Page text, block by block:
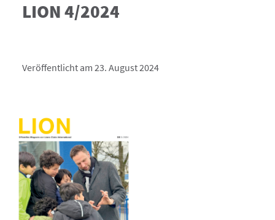
LION 4/2024
Veröffentlicht am 23. August 2024